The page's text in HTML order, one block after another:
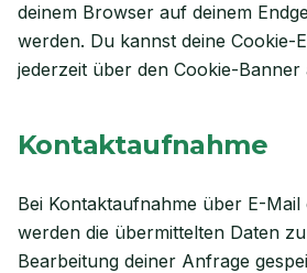
deinem Browser auf deinem
werden. Du kannst deine Cookie-
jederzeit über den Cookie-Banner
Kontaktaufnahme
Bei Kontaktaufnahme über E-
werden die übermittelten Daten
Bearbeitung deiner Anfrage